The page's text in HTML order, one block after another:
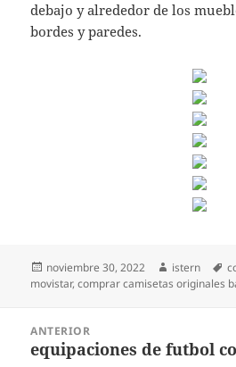
debajo y alrededor de los
bordes y paredes.
Publicado
el
noviembre 30, 2022 Autor
istern
movistar,comprar camisetas originales
entradas
ANTERIOR
Entrada
equipaciones de futbol